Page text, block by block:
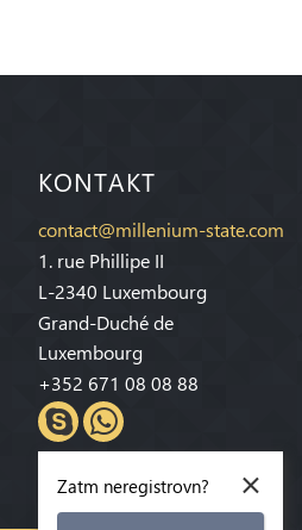
KONTAKT
contact@millenium-state.com
1. rue Phillipe II
L-2340 Luxembourg
Grand-Duché de
Luxembourg
+352 671 08 08 88
×
Zatm neregistrovn?